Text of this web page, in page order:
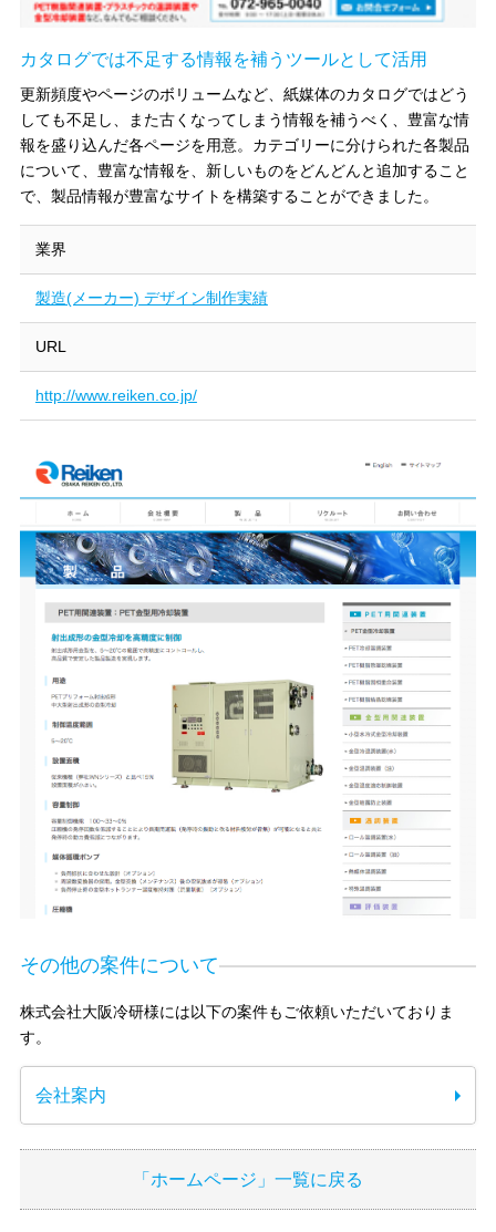
カタログでは不足する情報を補うツールとして活用
更新頻度やページのボリュームなど、紙媒体のカタログではどう
しても不足し、また古くなってしまう情報を補うべく、豊富な情
報を盛り込んだ各ページを用意。カテゴリーに分けられた各製品
について、豊富な情報を、新しいものをどんどんと追加すること
で、製品情報が豊富なサイトを構築することができました。
業界
製造(メーカー) デザイン制作実績
URL
http://www.reiken.co.jp/
その他の案件について
株式会社大阪冷研様には以下の案件もご依頼いただいておりま
す。
会社案内
「ホームページ」一覧に戻る